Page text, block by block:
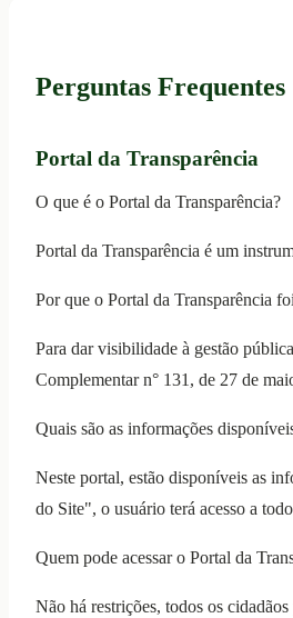
Perguntas Frequentes
Portal da Transparência
O que é o Portal da Transparência?
Portal da Transparência é um
Por que o Portal da Transparência
Para dar visibilidade à gestão
Complementar n° 131, de 27 de
Quais são as informações
Neste portal, estão disponíveis as
do Site", o usuário terá acesso a
Quem pode acessar o Portal da
Não há restrições, todos os